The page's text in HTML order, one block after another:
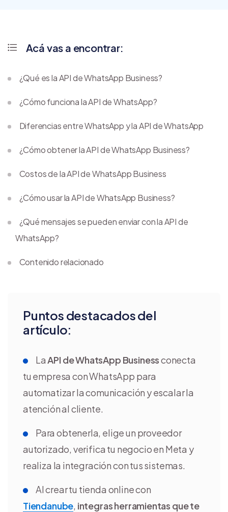
Puntos destacados del
artículo:
LaAPI de WhatsApp Businessconecta
tu empresa con WhatsApp para
automatizar la comunicación y escalar la
atención al cliente.
Para obtenerla, elige un proveedor
autorizado, verifica tu negocio en Meta y
realiza la integración con tus sistemas.
Al crear tu tienda online con
Tiendanube, integras herramientas que te
Acá vas a encontrar:
¿Qué es la API de WhatsApp Business?
¿Cómo funciona la API de WhatsApp?
Diferencias entre WhatsApp y la API de WhatsApp
¿Cómo obtener la API de WhatsApp Business?
Costos de la API de WhatsApp Business
¿Cómo usar la API de WhatsApp Business?
¿Qué mensajes se pueden enviar con la API de
WhatsApp?
Contenido relacionado